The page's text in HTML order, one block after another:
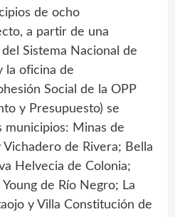
de ocho
a partir de una
Sistema Nacional de
la oficina de
Social de la OPP
y Presupuesto) se
municipios: Minas de
de Rivera; Bella
Helvecia de Colonia;
de Río Negro; La
y Villa Constitución de